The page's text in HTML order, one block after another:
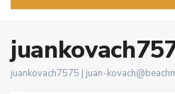
juankovach7575 | juan-